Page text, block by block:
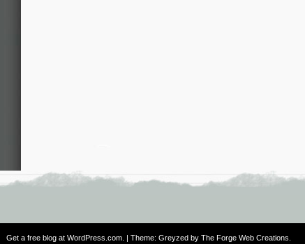
Get a free blog at WordPress.com . | Theme: Greyzed by The Forge Web Creations